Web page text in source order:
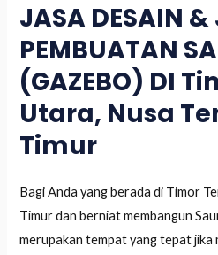
JASA DESAIN &
PEMBUATAN
(GAZEBO) DI
Utara, Nusa
Timur
Bagi Anda yang berada di Timor
Timur dan berniat membangun
merupakan tempat yang tepat jika